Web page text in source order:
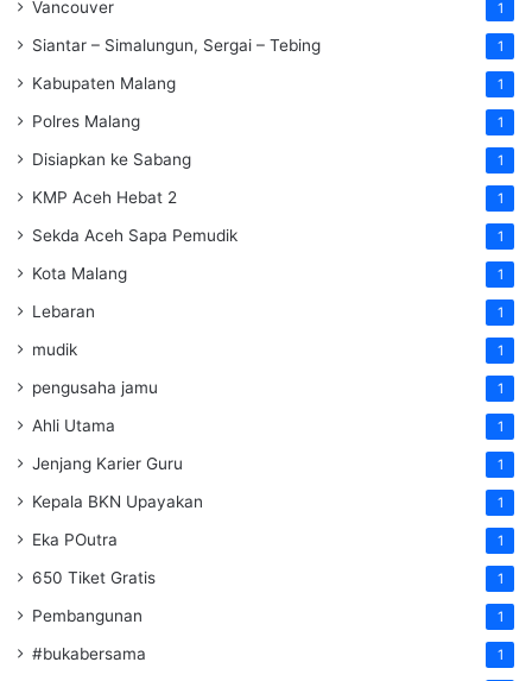
Vancouver 1
Siantar – Simalungun, Sergai – Tebing 1
Kabupaten Malang 1
Polres Malang 1
Disiapkan ke Sabang 1
KMP Aceh Hebat 2 1
Sekda Aceh Sapa Pemudik 1
Kota Malang 1
Lebaran 1
mudik 1
pengusaha jamu 1
Ahli Utama 1
Jenjang Karier Guru 1
Kepala BKN Upayakan 1
Eka POutra 1
650 Tiket Gratis 1
Pembangunan 1
#bukabersama 1